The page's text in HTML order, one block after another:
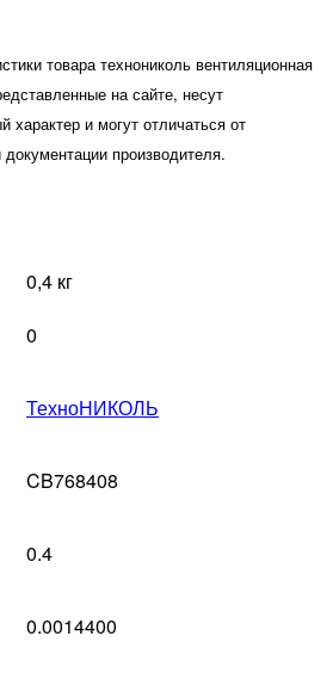
товара технониколь вентиляционная
на сайте, несут
характер и могут отличаться от
производителя.
0,4 кг
0
ТехноНИКОЛЬ
CB768408
0.4
0.0014400